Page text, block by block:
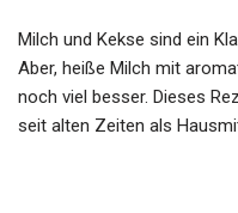
Milch und Kekse sind ein
Aber, heiße Milch mit
noch viel besser. Dieses
seit alten Zeiten als